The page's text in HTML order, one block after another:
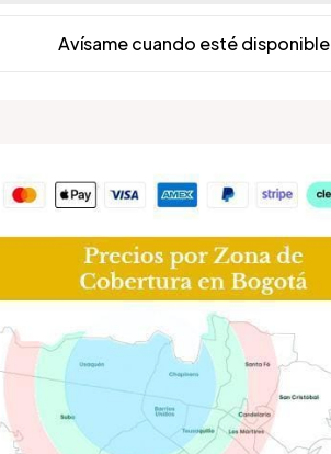
Avísame cuando esté disponible